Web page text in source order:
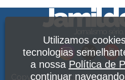
Copyright Jamildo Melo
Utilizamos
tecnologias
a nossa Política de
continuar